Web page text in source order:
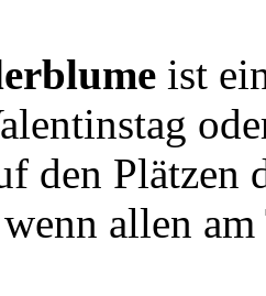
ist
den Plätzen
allen